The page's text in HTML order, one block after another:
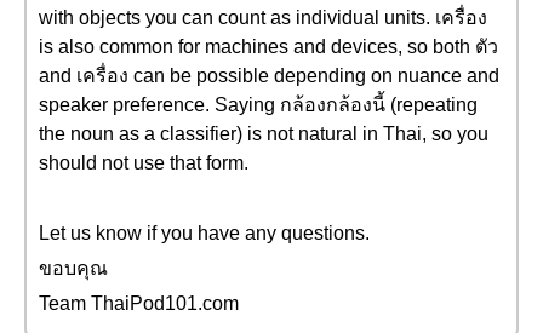
with objects you can count as individual units. เครื่อง
is also common for machines and devices, so both ตัว
and เครื่อง can be possible depending on nuance and
speaker preference. Saying กล้องกล้องนี้ (repeating
the noun as a classifier) is not natural in Thai, so you
should not use that form.
Let us know if you have any questions.
ขอบคุณ
Team ThaiPod101.com